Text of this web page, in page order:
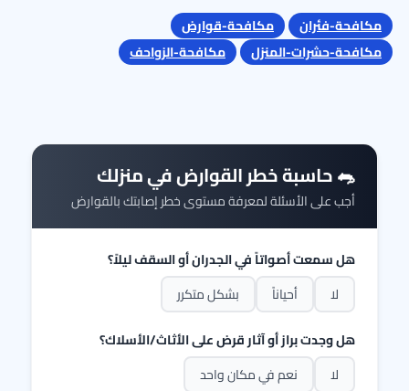
مكافحة-فئران
مكافحة-قوارض
مكافحة-حشرات-المنزل
مكافحة-الزواحف
🐀 حاسبة خطر القوارض في منزلك
أجب على الأسئلة لمعرفة مستوى خطر إصابتك بالقوارض
هل سمعت أصواتاً في الجدران أو السقف ليلاً؟
لا
أحياناً
بشكل متكرر
هل وجدت براز أو آثار قرض على الأثاث/الأسلاك؟
لا
نعم في مكان واحد